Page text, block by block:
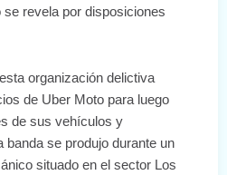
revela por disposiciones
organización delictiva
de Uber Moto para luego
de sus vehículos y
banda se produjo durante un
situado en el sector Los